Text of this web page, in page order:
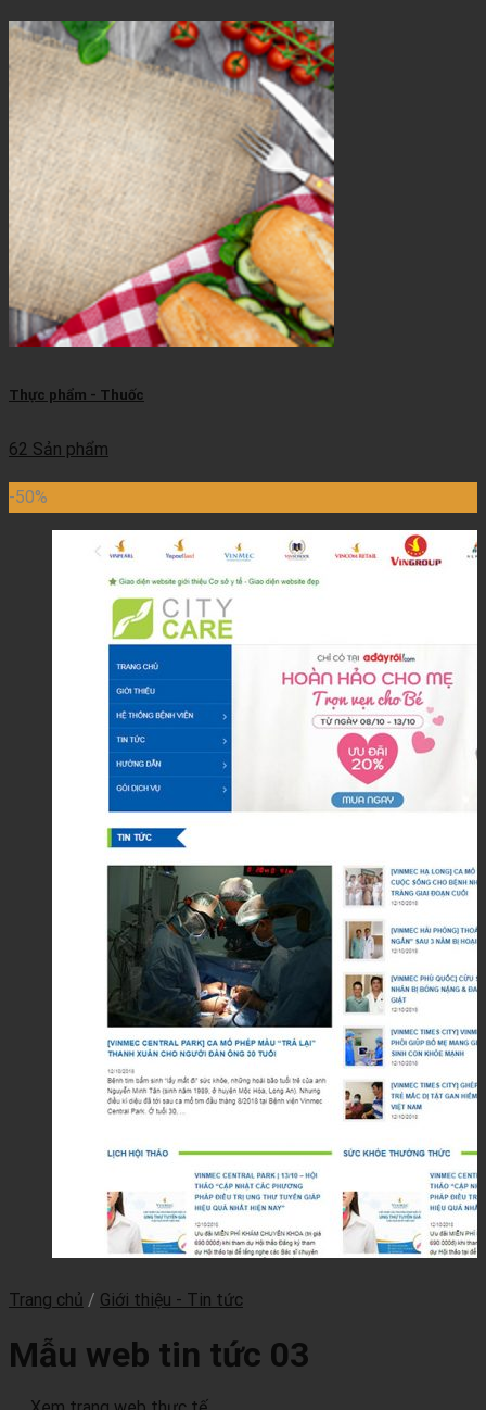
Thực phẩm - Thuốc
62 Sản phẩm
-50%
Trang chủ / Giới thiệu - Tin tức
Mẫu web tin tức 03